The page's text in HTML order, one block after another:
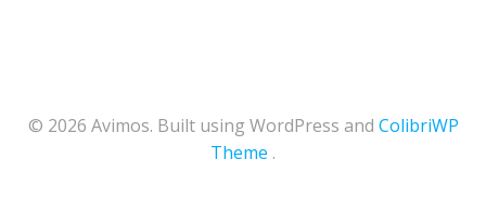
© 2026 Avimos. Built using WordPress and ColibriWP
Theme .